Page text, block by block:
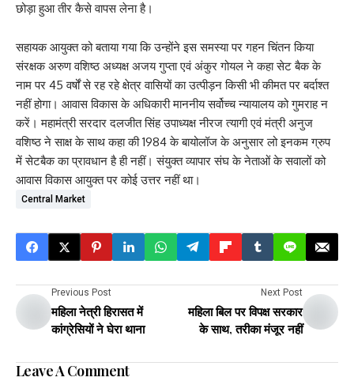
छोड़ा हुआ तीर कैसे वापस लेना है।
सहायक आयुक्त को बताया गया कि उन्होंने इस समस्या पर गहन चिंतन किया
संरक्षक अरुण वशिष्ठ अध्यक्ष अजय गुप्ता एवं अंकुर गोयल ने कहा सेट बैक के
नाम पर 45 वर्षों से रह रहे क्षेत्र वासियों का उत्पीड़न किसी भी कीमत पर बर्दाश्त
नहीं होगा। आवास विकास के अधिकारी माननीय सर्वोच्च न्यायालय को गुमराह न
करें। महामंत्री सरदार दलजीत सिंह उपाध्यक्ष नीरज त्यागी एवं मंत्री अनुज
वशिष्ठ ने साक्ष के साथ कहा की 1984 के बायोलॉज के अनुसार लो इनकम ग्रुप
में सेटबैक का प्रावधान है ही नहीं। संयुक्त व्यापार संघ के नेताओं के सवालों को
आवास विकास आयुक्त पर कोई उत्तर नहीं था।
Central Market
Previous Post
महिला नेत्री हिरासत में
कांग्रेसियों ने घेरा थाना
Next Post
महिला बिल पर विपक्ष सरकार
के साथ, तरीका मंजूर नहीं
Leave A Comment